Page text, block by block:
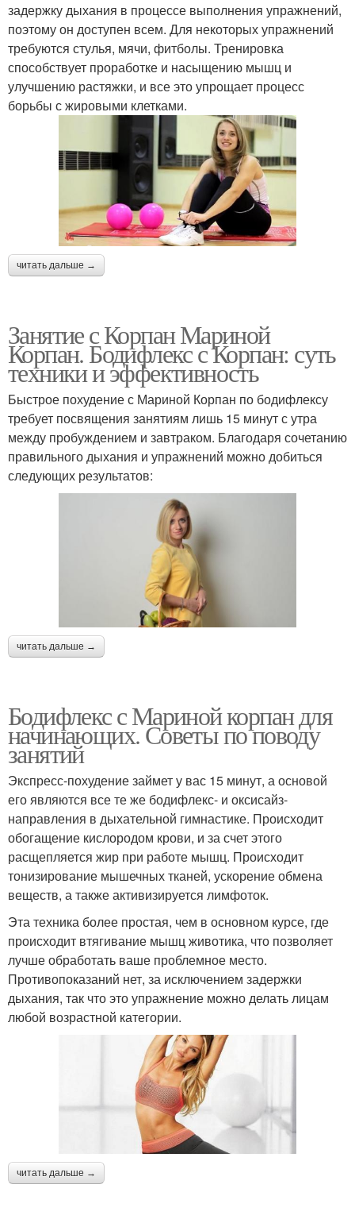
задержку дыхания в процессе выполнения упражнений,
поэтому он доступен всем. Для некоторых упражнений
требуются стулья, мячи, фитболы. Тренировка
способствует проработке и насыщению мышц и
улучшению растяжки, и все это упрощает процесс
борьбы с жировыми клетками.
читать дальше →
Занятие с Корпан Мариной
Корпан. Бодифлекс с Корпан: суть
техники и эффективность
Быстрое похудение с Мариной Корпан по бодифлексу
требует посвящения занятиям лишь 15 минут с утра
между пробуждением и завтраком. Благодаря сочетанию
правильного дыхания и упражнений можно добиться
следующих результатов:
читать дальше →
Бодифлекс с Мариной корпан для
начинающих. Советы по поводу
занятий
Экспресс-похудение займет у вас 15 минут, а основой
его являются все те же бодифлекс- и оксисайз-
направления в дыхательной гимнастике. Происходит
обогащение кислородом крови, и за счет этого
расщепляется жир при работе мышц. Происходит
тонизирование мышечных тканей, ускорение обмена
веществ, а также активизируется лимфоток.
Эта техника более простая, чем в основном курсе, где
происходит втягивание мышц животика, что позволяет
лучше обработать ваше проблемное место.
Противопоказаний нет, за исключением задержки
дыхания, так что это упражнение можно делать лицам
любой возрастной категории.
читать дальше →